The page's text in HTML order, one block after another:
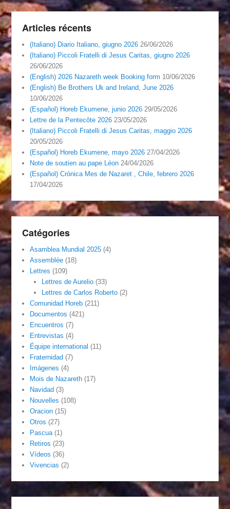
Articles récents
(Italiano) Diario Italiano, giugno 2026 26/06/2026
(Italiano) Piccoli Fratelli di Jesus Caritas, giugno 2026
26/06/2026
(English) 2026 Nazareth week Booking form 10/06/2026
(English) Be Brothers Uk and Ireland, June 2026
10/06/2026
(Español) Horeb Ekumene, junio 2026 29/05/2026
Lettre de la Pentecôte 2026 23/05/2026
(Italiano) Piccoli Fratelli di Jesus Caritas, maggio 2026
20/05/2026
(Español) Horeb Ekumene, mayo 2026 27/04/2026
Note de soutien au pape Léon 24/04/2026
(Español) Crónica Mes de Nazaret , Chile, febrero 2026
17/04/2026
Catégories
Asamblea Mundial 2025 (4)
Assemblée (18)
Lettres (109)
Lettres de Aurelio(33)
Lettres de Carlos Roberto(2)
Comunidad Horeb (211)
Documentos (421)
Encuentros (7)
Entrevistas (4)
Équipe international (11)
Fraternidad (7)
Imágenes (4)
Mois de Nazareth (17)
Navidad (3)
Nouvelles (108)
Oracion (15)
Otros (27)
Pascua (1)
Retiros (23)
Vídeos (36)
Vivencias (2)